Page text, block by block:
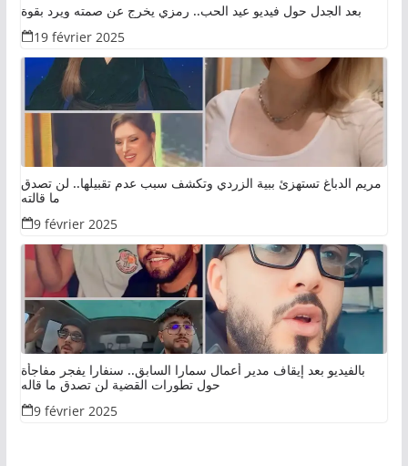
بعد الجدل حول فيديو عيد الحب.. رمزي يخرج عن صمته ويرد بقوة
19 février 2025
مريم الدباغ تستهزئ ببية الزردي وتكشف سبب عدم تقبيلها.. لن تصدق
ما قالته
9 février 2025
بالفيديو بعد إيقاف مدير أعمال سمارا السابق.. سنفارا يفجر مفاجأة
حول تطورات القضية لن تصدق ما قاله
9 février 2025